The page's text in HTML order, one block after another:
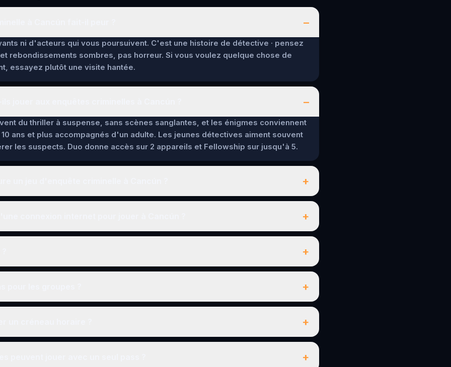
–
ni d'acteurs qui vous poursuivent. C'est une histoire de détective · pensez
rebondissements sombres, pas horreur. Si vous voulez quelque chose de
essayez plutôt une visite hantée.
–
du thriller à suspense, sans scènes sanglantes, et les énigmes conviennent
ans et plus accompagnés d'un adulte. Les jeunes détectives aiment souvent
les suspects. Duo donne accès sur 2 appareils et Fellowship sur jusqu'à 5.
+
+
+
+
+
+